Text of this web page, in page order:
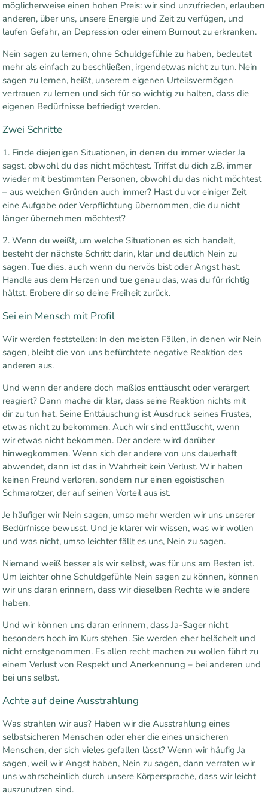
möglicherweise einen hohen Preis: wir sind unzufrieden, erlauben
anderen, über uns, unsere Energie und Zeit zu verfügen, und
laufen Gefahr, an Depression oder einem Burnout zu erkranken.
Nein sagen zu lernen, ohne Schuldgefühle zu haben, bedeutet
mehr als einfach zu beschließen, irgendetwas nicht zu tun. Nein
sagen zu lernen, heißt, unserem eigenen Urteilsvermögen
vertrauen zu lernen und sich für so wichtig zu halten, dass die
eigenen Bedürfnisse befriedigt werden.
Zwei Schritte
1. Finde diejenigen Situationen, in denen du immer wieder Ja
sagst, obwohl du das nicht möchtest. Triffst du dich z.B. immer
wieder mit bestimmten Personen, obwohl du das nicht möchtest
– aus welchen Gründen auch immer? Hast du vor einiger Zeit
eine Aufgabe oder Verpflichtung übernommen, die du nicht
länger übernehmen möchtest?
2. Wenn du weißt, um welche Situationen es sich handelt,
besteht der nächste Schritt darin, klar und deutlich Nein zu
sagen. Tue dies, auch wenn du nervös bist oder Angst hast.
Handle aus dem Herzen und tue genau das, was du für richtig
hältst. Erobere dir so deine Freiheit zurück.
Sei ein Mensch mit Profil
Wir werden feststellen: In den meisten Fällen, in denen wir Nein
sagen, bleibt die von uns befürchtete negative Reaktion des
anderen aus.
Und wenn der andere doch maßlos enttäuscht oder verärgert
reagiert? Dann mache dir klar, dass seine Reaktion nichts mit
dir zu tun hat. Seine Enttäuschung ist Ausdruck seines Frustes,
etwas nicht zu bekommen. Auch wir sind enttäuscht, wenn
wir etwas nicht bekommen. Der andere wird darüber
hinwegkommen. Wenn sich der andere von uns dauerhaft
abwendet, dann ist das in Wahrheit kein Verlust. Wir haben
keinen Freund verloren, sondern nur einen egoistischen
Schmarotzer, der auf seinen Vorteil aus ist.
Je häufiger wir Nein sagen, umso mehr werden wir uns unserer
Bedürfnisse bewusst. Und je klarer wir wissen, was wir wollen
und was nicht, umso leichter fällt es uns, Nein zu sagen.
Niemand weiß besser als wir selbst, was für uns am Besten ist.
Um leichter ohne Schuldgefühle Nein sagen zu können, können
wir uns daran erinnern, dass wir dieselben Rechte wie andere
haben.
Und wir können uns daran erinnern, dass Ja-Sager nicht
besonders hoch im Kurs stehen. Sie werden eher belächelt und
nicht ernstgenommen. Es allen recht machen zu wollen führt zu
einem Verlust von Respekt und Anerkennung – bei anderen und
bei uns selbst.
Achte auf deine Ausstrahlung
Was strahlen wir aus? Haben wir die Ausstrahlung eines
selbstsicheren Menschen oder eher die eines unsicheren
Menschen, der sich vieles gefallen lässt? Wenn wir häufig Ja
sagen, weil wir Angst haben, Nein zu sagen, dann verraten wir
uns wahrscheinlich durch unsere Körpersprache, dass wir leicht
auszunutzen sind.